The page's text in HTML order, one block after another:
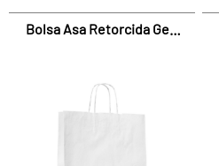
Bolsa Asa Retorcida Geo